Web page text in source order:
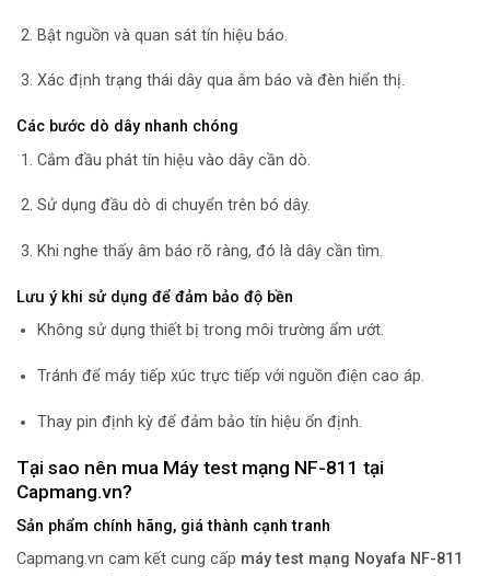
Bật nguồn và quan sát tín hiệu báo.
Xác định trạng thái dây qua âm báo và đèn hiển thị.
Các bước dò dây nhanh chóng
Cắm đầu phát tín hiệu vào dây cần dò.
Sử dụng đầu dò di chuyển trên bó dây.
Khi nghe thấy âm báo rõ ràng, đó là dây cần tìm.
Lưu ý khi sử dụng để đảm bảo độ bền
Không sử dụng thiết bị trong môi trường ẩm ướt.
Tránh để máy tiếp xúc trực tiếp với nguồn điện cao áp.
Thay pin định kỳ để đảm bảo tín hiệu ổn định.
Tại sao nên mua Máy test mạng NF-811 tại
Capmang.vn?
Sản phẩm chính hãng, giá thành cạnh tranh
Capmang.vn cam kết cung cấp máy test mạng Noyafa NF-811